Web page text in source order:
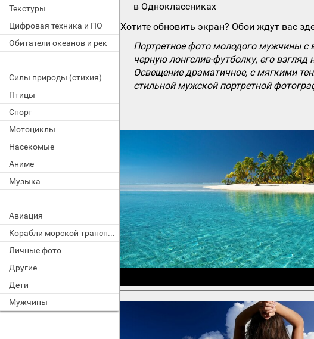
Текстуры
Цифровая техника и ПО
Обитатели океанов и рек
Силы природы (стихия)
Птицы
Спорт
Мотоциклы
Насекомые
Аниме
Музыка
Авиация
Корабли морской транспорт
Личные фото
Другие
Дети
Мужчины
в Одноклассниках
Хотите обновить экран? Обои ждут вас
Портретное фото молодого мужчины с
черную лонгслив-футболку, его взгляд
Освещение драматичное, с мягкими
стильной мужской портретной